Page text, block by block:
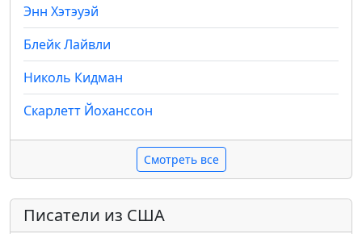
Энн Хэтэуэй
Блейк Лайвли
Николь Кидман
Скарлетт Йоханссон
Смотреть все
Писатели из США